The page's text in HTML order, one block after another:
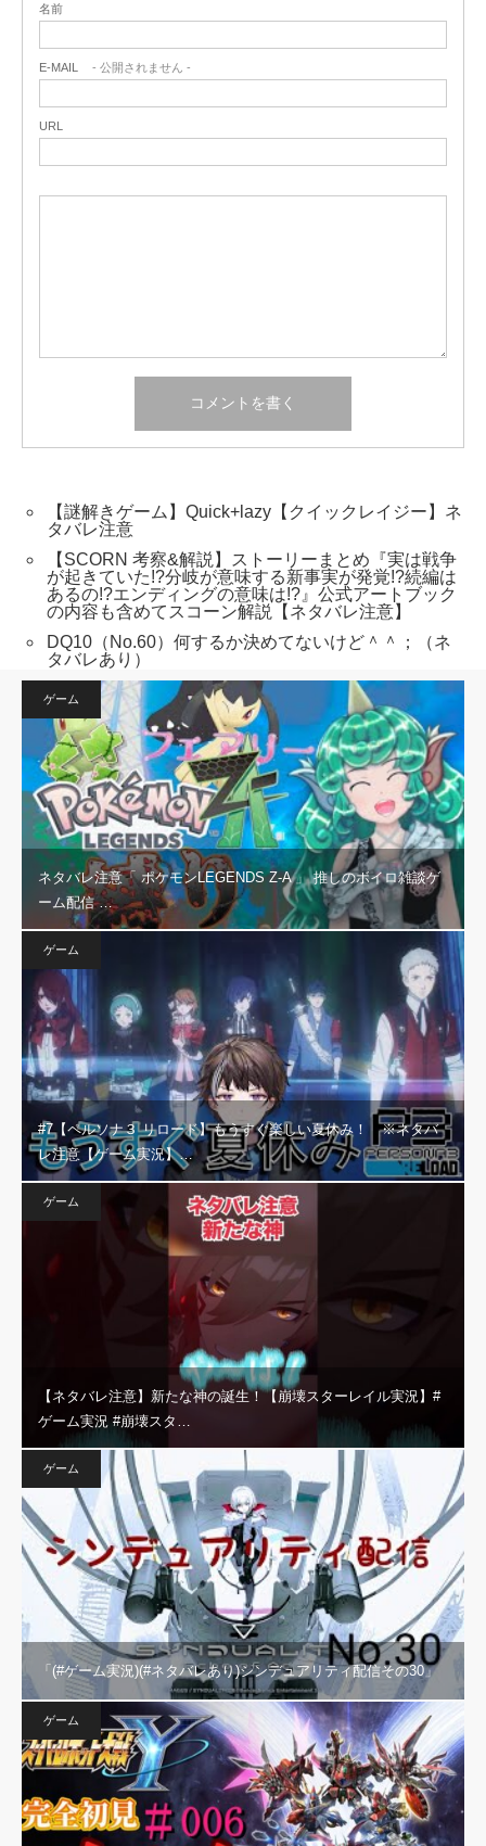
名前
E-MAIL - 公開されません -
URL
【謎解きゲーム】Quick+lazy【クイックレイジー】ネ
タバレ注意
【SCORN 考察&解説】ストーリーまとめ『実は戦争
が起きていた!?分岐が意味する新事実が発覚!?続編は
あるの!?エンディングの意味は!?』公式アートブック
の内容も含めてスコーン解説【ネタバレ注意】
DQ10（No.60）何するか決めてないけど＾＾；（ネ
タバレあり）
ゲーム
ネタバレ注意「 ポケモンLEGENDS Z-A 」 推しのボイロ雑談ゲ
ーム配信 …
ゲーム
#7【ペルソナ３ リロード】もうすぐ楽しい夏休み！ ※ネタバ
レ注意【ゲーム実況】…
ゲーム
【ネタバレ注意】新たな神の誕生！【崩壊スターレイル実況】#
ゲーム実況 #崩壊スタ…
ゲーム
「(#ゲーム実況)(#ネタバレあり)シンデュアリティ配信その30」
ゲーム